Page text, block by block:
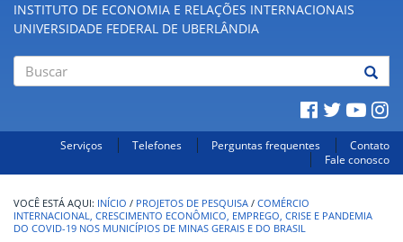
INSTITUTO DE ECONOMIA E RELAÇÕES INTERNACIONAIS
UNIVERSIDADE FEDERAL DE UBERLÂNDIA
Serviços Telefones Perguntas frequentes
Contato
Fale conosco
INÍCIO / PROJETOS DE PESQUISA / COMÉRCIO
INTERNACIONAL, CRESCIMENTO ECONÔMICO, EMPREGO, CRISE E PANDEMIA
DO COVID-19 NOS MUNICÍPIOS DE MINAS GERAIS E DO BRASIL